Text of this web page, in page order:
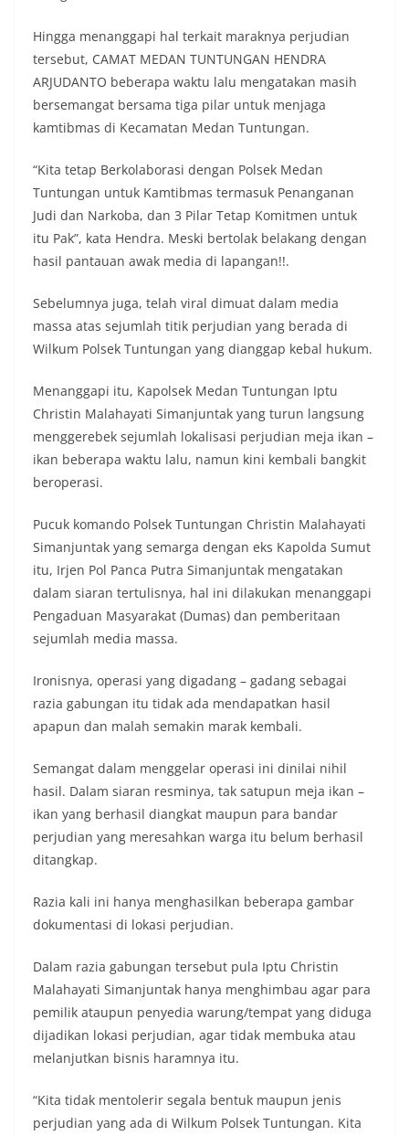
Hingga menanggapi hal terkait maraknya perjudian
tersebut, CAMAT MEDAN TUNTUNGAN HENDRA
ARJUDANTO beberapa waktu lalu mengatakan masih
bersemangat bersama tiga pilar untuk menjaga
kamtibmas di Kecamatan Medan Tuntungan.
“Kita tetap Berkolaborasi dengan Polsek Medan
Tuntungan untuk Kamtibmas termasuk Penanganan
Judi dan Narkoba, dan 3 Pilar Tetap Komitmen untuk
itu Pak”, kata Hendra. Meski bertolak belakang dengan
hasil pantauan awak media di lapangan!!.
Sebelumnya juga, telah viral dimuat dalam media
massa atas sejumlah titik perjudian yang berada di
Wilkum Polsek Tuntungan yang dianggap kebal hukum.
Menanggapi itu, Kapolsek Medan Tuntungan Iptu
Christin Malahayati Simanjuntak yang turun langsung
menggerebek sejumlah lokalisasi perjudian meja ikan –
ikan beberapa waktu lalu, namun kini kembali bangkit
beroperasi.
Pucuk komando Polsek Tuntungan Christin Malahayati
Simanjuntak yang semarga dengan eks Kapolda Sumut
itu, Irjen Pol Panca Putra Simanjuntak mengatakan
dalam siaran tertulisnya, hal ini dilakukan menanggapi
Pengaduan Masyarakat (Dumas) dan pemberitaan
sejumlah media massa.
Ironisnya, operasi yang digadang – gadang sebagai
razia gabungan itu tidak ada mendapatkan hasil
apapun dan malah semakin marak kembali.
Semangat dalam menggelar operasi ini dinilai nihil
hasil. Dalam siaran resminya, tak satupun meja ikan –
ikan yang berhasil diangkat maupun para bandar
perjudian yang meresahkan warga itu belum berhasil
ditangkap.
Razia kali ini hanya menghasilkan beberapa gambar
dokumentasi di lokasi perjudian.
Dalam razia gabungan tersebut pula Iptu Christin
Malahayati Simanjuntak hanya menghimbau agar para
pemilik ataupun penyedia warung/tempat yang diduga
dijadikan lokasi perjudian, agar tidak membuka atau
melanjutkan bisnis haramnya itu.
“Kita tidak mentolerir segala bentuk maupun jenis
perjudian yang ada di Wilkum Polsek Tuntungan. Kita